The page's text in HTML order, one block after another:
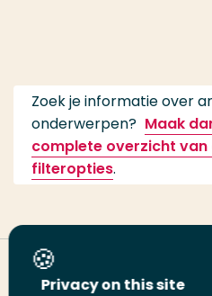
Zoek je informatie over
onderwerpen? Maak
complete overzicht
filteropties.
Deel deze pagina
Privacy on this site